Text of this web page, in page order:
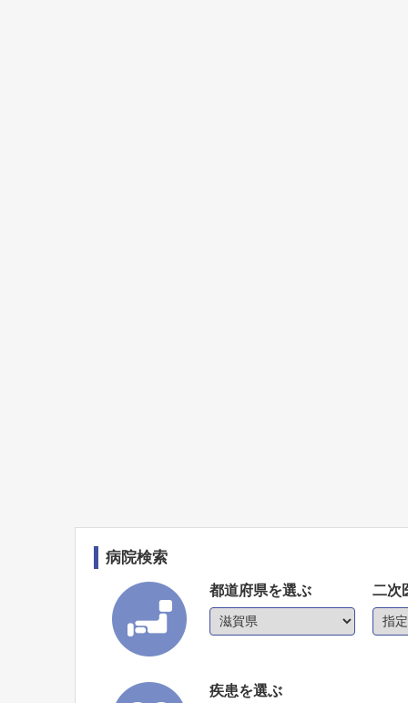
病院検索
都道府県を選ぶ 二次
疾患を選ぶ